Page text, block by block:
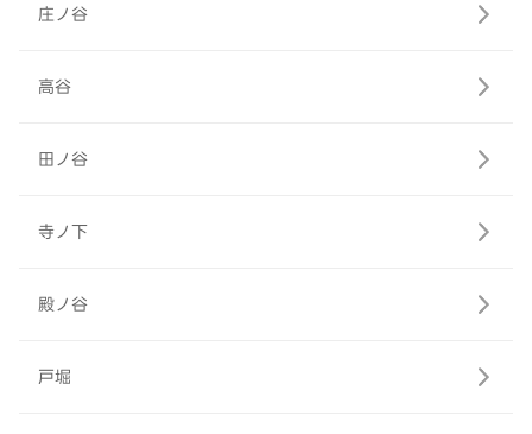
庄ノ谷
高谷
田ノ谷
寺ノ下
殿ノ谷
戸堀